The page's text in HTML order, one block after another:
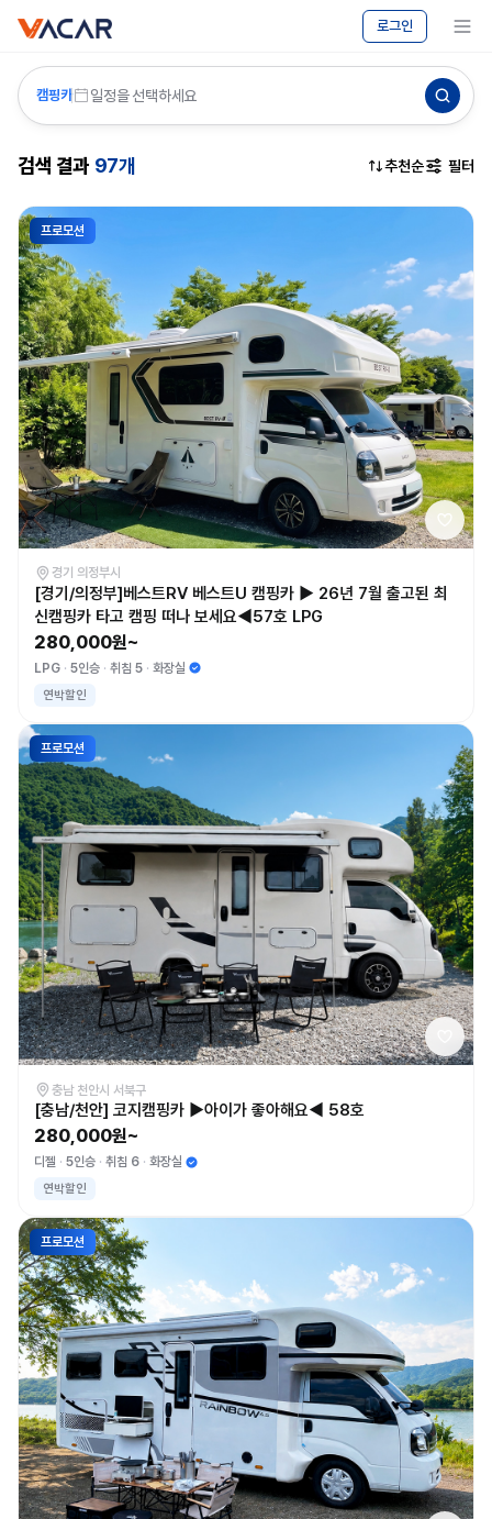
로그인
메뉴 보기
대여
바카르
캠핑카 일정을 선택하세요
검색 결과 97개 추천순 필터
프로모션
경기 의정부시
[경기/의정부]베스트RV 베스트U 캠핑카 ▶ 26년 7월 출고된 최
신캠핑카 타고 캠핑 떠나 보세요◀57호 LPG
280,000원~
LPG 5인승 취침 5 화장실
연박할인
프로모션
충남 천안시 서북구
[충남/천안] 코지캠핑카 ▶아이가 좋아해요◀ 58호
280,000원~
디젤 5인승 취침 6 화장실
연박할인
프로모션